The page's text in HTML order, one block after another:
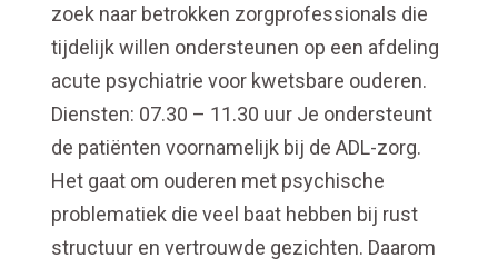
zoek naar betrokken zorgprofessionals die
tijdelijk willen ondersteunen op een afdeling
acute psychiatrie voor kwetsbare ouderen.
Diensten: 07.30 – 11.30 uur Je ondersteunt
de patiënten voornamelijk bij de ADL-zorg.
Het gaat om ouderen met psychische
problematiek die veel baat hebben bij rust
structuur en vertrouwde gezichten. Daarom